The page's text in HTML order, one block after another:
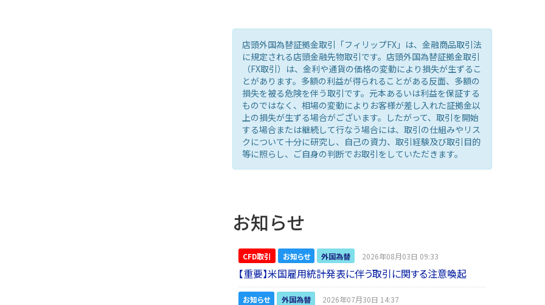
店頭外国為替証拠金取引「フィリップFX」は、金融商品取引法
に規定される店頭金融先物取引です。店頭外国為替証拠金取引
（FX取引）は、金利や通貨の価格の変動により損失が生ずるこ
とがあります。多額の利益が得られることがある反面、多額の
損失を被る危険を伴う取引です。元本あるいは利益を保証する
ものではなく、相場の変動によりお客様が差し入れた証拠金以
上の損失が生ずる場合がございます。したがって、取引を開始
する場合または継続して行なう場合には、取引の仕組みやリス
クについて十分に研究し、自己の資力、取引経験及び取引目的
等に照らし、ご自身の判断でお取引をしていただきます。
お知らせ
CFD取引 お知らせ 外国為替 2026年08月03日 09:33
【重要】米国雇用統計発表に伴う取引に関する注意喚起
お知らせ 外国為替 2026年07月30日 14:37